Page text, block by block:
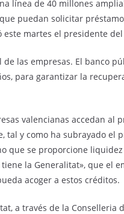
línea de 40 millones
puedan solicitar
este martes el presidente
las empresas. El banco
para garantizar la
valencianas accedan al
tal y como ha subrayado el
que se proporcione
la Generalitat», que el
acoger a estos créditos.
a través de la Conselleria